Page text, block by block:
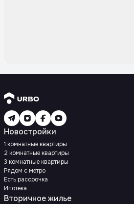
Новостройки
1 комнатные квартиры
2 комнатные квартиры
3 комнатные квартиры
Рядом с метро
Есть рассрочка
Ипотека
Вторичное жилье